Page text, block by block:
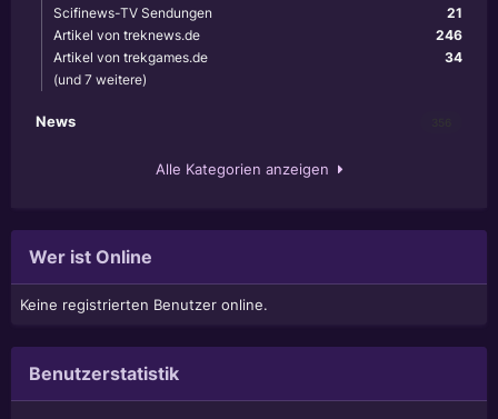
21
Scifinews-TV Sendungen
246
Artikel von treknews.de
34
Artikel von trekgames.de
(und 7 weitere)
News
Alle Kategorien anzeigen
Wer ist Online
Keine registrierten Benutzer online.
Benutzerstatistik